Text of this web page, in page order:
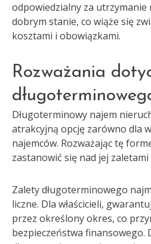
odpowiedzialny za utrzymanie
dobrym stanie, co wiąże się
kosztami i obowiązkami.
Rozważania
Długoterminowy najem
atrakcyjną opcję zarówno dla
najemców. Rozważając tę
zastanowić się nad jej zaletami
Zalety długoterminowego
liczne. Dla właścicieli,
przez określony okres, co
bezpieczeństwa finansowego.